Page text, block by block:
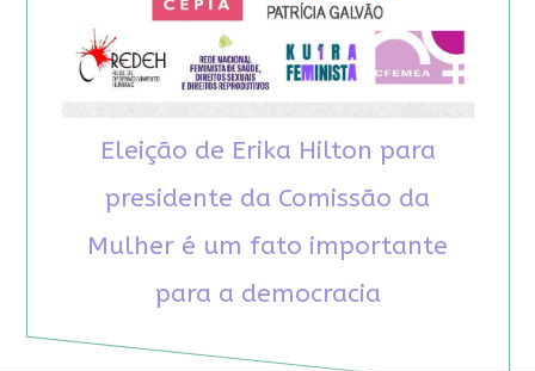
Eleição de Erika Hilton para
presidente da Comissão da
Mulher é um fato importante
para a democracia